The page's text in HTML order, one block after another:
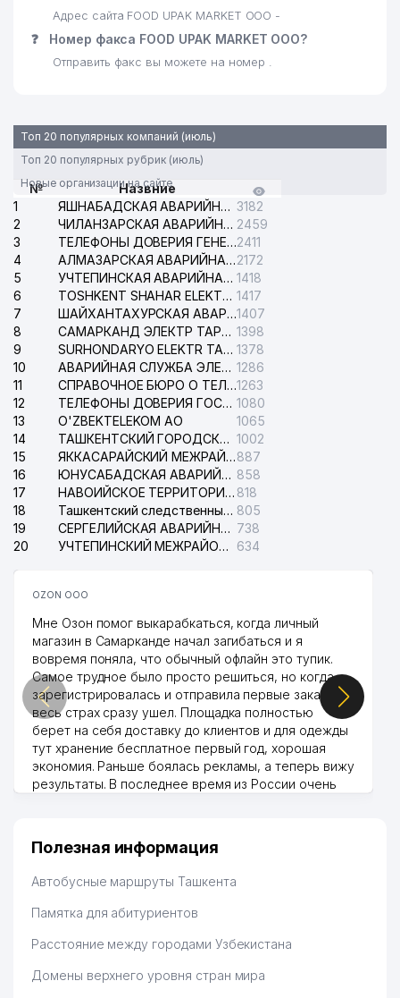
Адрес сайта FOOD UPAK MARKET ООО -
❓ Номер факса FOOD UPAK MARKET ООО?
Отправить факс вы можете на номер .
Топ 20 популярных компаний (июль)
Топ 20 популярных рубрик (июль)
Новые организации на сайте
№
Назвние
1
ЯШНАБАДСКАЯ АВАРИЙНАЯ СЛУЖБА ЭЛЕКТРОСЕТИ 3182
2
ЧИЛАНЗАРСКАЯ АВАРИЙНАЯ СЛУЖБА ЭЛЕКТРОСЕТИ 2459
3
ТЕЛЕФОНЫ ДОВЕРИЯ ГЕНЕРАЛЬНОЙ ПРОКУРАТУРЫ РЕСПУБЛИКИ УЗБЕКИСТАН2411
4
АЛМАЗАРСКАЯ АВАРИЙНАЯ СЛУЖБА ЭЛЕКТРОСЕТИ2172
5
УЧТЕПИНСКАЯ АВАРИЙНАЯ СЛУЖБА ЭЛЕКТРОСЕТИ 1418
6
TOSHKENT SHAHAR ELEKTR TARMOQLARI KORXONASI АО 1417
7
ШАЙХАНТАХУРСКАЯ АВАРИЙНАЯ СЛУЖБА ЭЛЕКТРОСЕТИ1407
8
САМАРКАНД ЭЛЕКТР ТАРМОКЛАРИ АО 1398
9
SURHONDARYO ELEKTR TARMOKLARI АО 1378
10
АВАРИЙНАЯ СЛУЖБА ЭЛЕКТРОСЕТИ ТАШКЕНТСКОГО РАЙОНА 1286
11
СПРАВОЧНОЕ БЮРО О ТЕЛЕФОНАХ ОРГАНИЗАЦИЙ г. ТАШКЕНТА1263
12
ТЕЛЕФОНЫ ДОВЕРИЯ ГОСУДАРСТВЕННОГО ЦЕНТРА ТЕСТИРОВАНИЯ 1080
13
O'ZBEKTELEKOM АО
1065
14
ТАШКЕНТСКИЙ ГОРОДСКОЙ СУД ПО ГРАЖДАНСКИМ ДЕЛАМ 1002
15
ЯККАСАРАЙСКИЙ МЕЖРАЙОННЫЙ СУД ПО ГРАЖДАНСКИМ ДЕЛАМ887
16
ЮНУСАБАДСКАЯ АВАРИЙНАЯ СЛУЖБА ЭЛЕКТРОСЕТИ 858
17
НАВОИЙСКОЕ ТЕРРИТОРИАЛЬНОЕ ПРЕДПРИЯТИЕ ЭЛЕКТРОСЕТИ АО 818
18
Ташкентский следственный изолятор 805
19
СЕРГЕЛИЙСКАЯ АВАРИЙНАЯ СЛУЖБА ЭЛЕКТРОСЕТИ 738
20
УЧТЕПИНСКИЙ МЕЖРАЙОННЫЙ СУД ПО ГРАЖДАНСКИМ ДЕЛАМ 634
OZON ООО
Мне Озон помог выкарабкаться, когда личный
магазин в Самарканде начал загибаться и я
вовремя поняла, что обычный офлайн это тупик.
Самое трудное было просто решиться, но когда
зарегистрировалась и отправила первые заказы,
весь страх сразу ушел. Площадка полностью
берет на себя доставку до клиентов и для одежды
тут хранение бесплатное первый год, хорошая
экономия. Раньше боялась рекламы, а теперь вижу
результаты. В последнее время из России очень
Hamida 03.08.2026 12:45:39
Полезная информация
Автобусные маршруты Ташкента
Памятка для абитуриентов
Расстояние между городами Узбекистана
Домены верхнего уровня стран мира